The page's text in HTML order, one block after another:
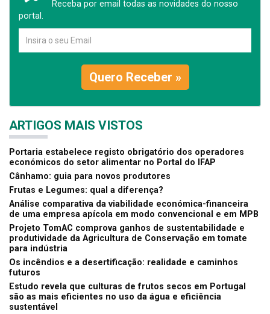
Receba por email todas as novidades do nosso
portal.
Quero Receber »
ARTIGOS MAIS VISTOS
Portaria estabelece registo obrigatório dos operadores
económicos do setor alimentar no Portal do IFAP
Cânhamo: guia para novos produtores
Frutas e Legumes: qual a diferença?
Análise comparativa da viabilidade económica-financeira
de uma empresa apícola em modo convencional e em MPB
Projeto TomAC comprova ganhos de sustentabilidade e
produtividade da Agricultura de Conservação em tomate
para indústria
Os incêndios e a desertificação: realidade e caminhos
futuros
Estudo revela que culturas de frutos secos em Portugal
são as mais eficientes no uso da água e eficiência
sustentável